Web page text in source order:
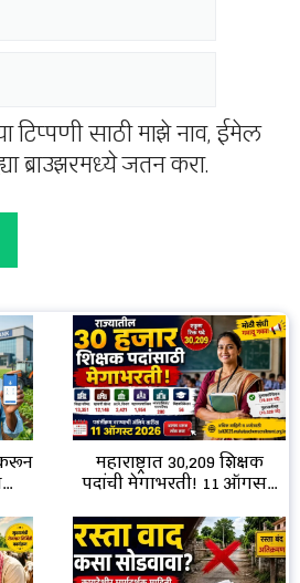
टिप्पणी साठी माझे नाव, ईमेल
जतन करा.
महाराष्ट्रात 30,209 शिक्षक
पदांची मेगाभरती! 11 ऑगस...